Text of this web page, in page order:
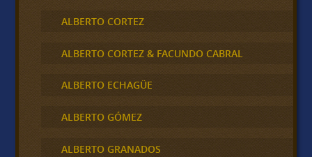
ALBERTO CORTEZ
ALBERTO CORTEZ & FACUNDO CABRAL
ALBERTO ECHAGÜE
ALBERTO GÓMEZ
ALBERTO GRANADOS